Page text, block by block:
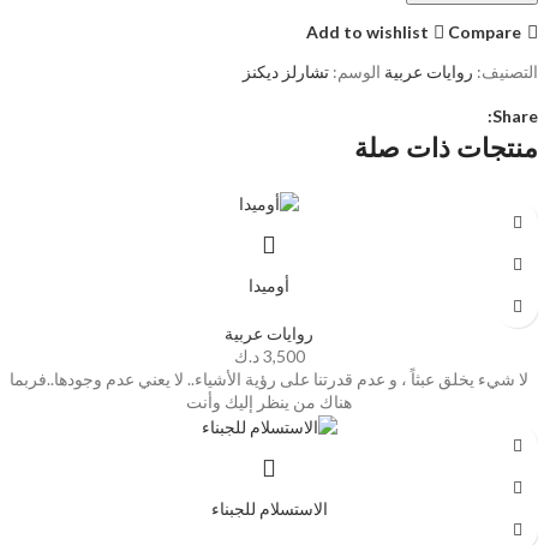
Compare
Add to wishlist
التصنيف: روايات عربية الوسم: تشارلز ديكنز
Share:
منتجات ذات صلة
أوميدا
روايات عربية
3,500 د.ك
لا شيء يخلق عبثاً ، و عدم قدرتنا على رؤية الأشياء.. لا يعني عدم وجودها..فربما
هناك من ينظر إليك وأنت
الاستسلام للجبناء